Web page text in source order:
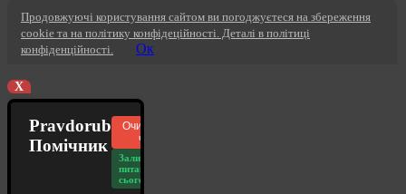
Продовжуючі користування сайтом ви погоджуєтеся на збереження
cookie та на політику конфідеційності. Деталі в політиці
конфіденційності.
Ок
X
Pravdorub
Помічник
Очистити
чат
Залишилось
питань
сьогодні: 20